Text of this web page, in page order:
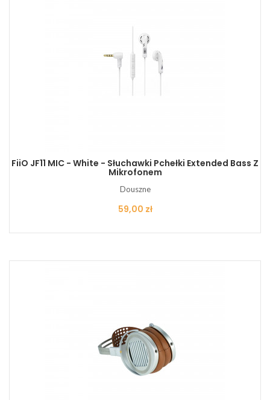
FiiO JF11 MIC - White - Słuchawki Pchełki Extended Bass Z
Mikrofonem
Douszne
Cena
59,00 zł